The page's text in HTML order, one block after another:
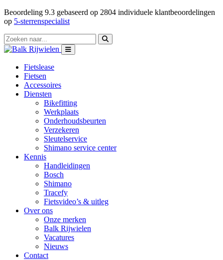
Beoordeling 9.3 gebaseerd op 2804 individuele klantbeoordelingen
op 5-sterrenspecialist
Fietslease
Fietsen
Accessoires
Diensten
Bikefitting
Werkplaats
Onderhoudsbeurten
Verzekeren
Sleutelservice
Shimano service center
Kennis
Handleidingen
Bosch
Shimano
Tracefy
Fietsvideo’s & uitleg
Over ons
Onze merken
Balk Rijwielen
Vacatures
Nieuws
Contact